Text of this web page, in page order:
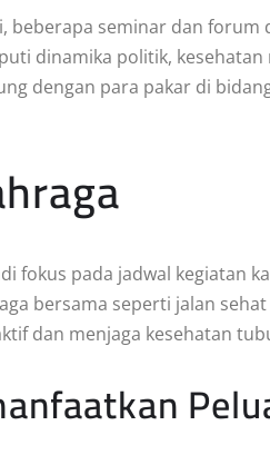
beberapa seminar dan
dinamika politik,
dengan para pakar di
fokus pada jadwal kegiatan
bersama seperti jalan
dan menjaga kesehatan